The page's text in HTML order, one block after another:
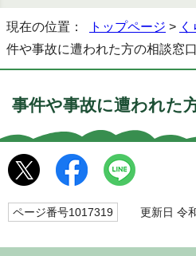
現在の位置： トップページ >
件や事故に遭われた方の相談窓口
事件や事故に遭われた
ページ番号1017319 更新日 令